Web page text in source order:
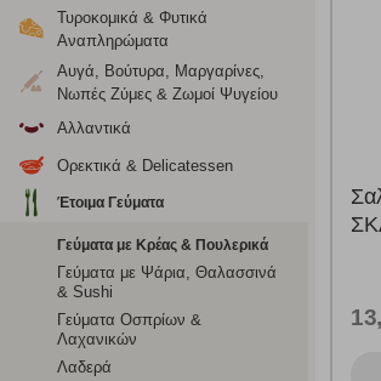
Τυροκομικά & Φυτικά
Αναπληρώματα
Αυγά, Βούτυρα, Μαργαρίνες,
Νωπές Ζύμες & Ζωμοί Ψυγείου
Αλλαντικά
Ορεκτικά & Delicatessen
Έτοιμα Γεύματα
Γεύματα με Κρέας & Πουλερικά
Γεύματα με Ψάρια, Θαλασσινά
& Sushi
Γεύματα Οσπρίων &
Λαχανικών
Λαδερά
Ενημέρωση
Κατά την απλή περιήγηση ή/και
περιέχουν προσωποποιημένα
υπολογιστή ή την ηλεκτρονική
σας. Η κατηγορία των απολύτως
σχετικό κουμπί επάνω δεξιά, αφού
σας ή/και της χρήσης των υπηρεσιών